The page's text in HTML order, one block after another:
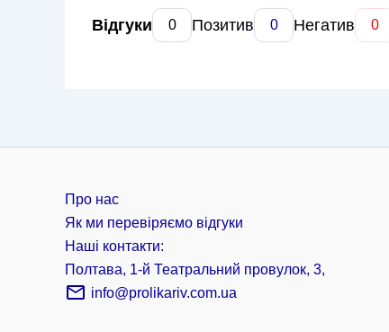
Відгуки 0 Позитив 0 Негатив 0
Про нас
Як ми перевіряємо відгуки
Наші контакти:
Полтава, 1-й Театральний провулок, 3,
info@prolikariv.com.ua